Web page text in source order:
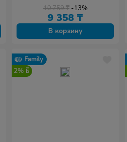
10 759₸ -13%
9 358 ₸
В корзину
Family
2%